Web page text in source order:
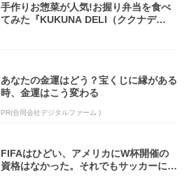
手作りお惣菜が人気!お握り弁当を食べ
てみた『KUKUNA DELI（ククナデ
あなたの金運はどう？宝くじに縁がある
時、金運はこう変わる
PR(合同会社デジタルファーム )
FIFAはひどい、アメリカにW杯開催の
資格はなかった。それでもサッカーには